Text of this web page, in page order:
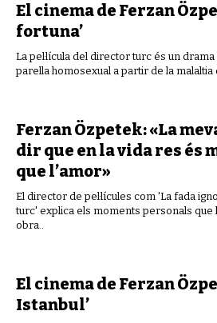
El cinema de Ferzan
fortuna’
La pel·lícula del director turc és un
parella homosexual a partir de la malaltia
Ferzan Özpetek: «La
dir que en la vida res és
que l’amor»
El director de pel·lícules com 'La fada
turc' explica els moments personals que
obra..
El cinema de Ferzan
Istanbul’